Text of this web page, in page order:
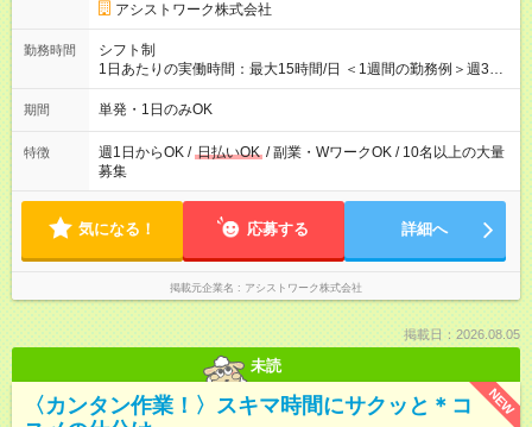
アシストワーク株式会社
勤務時間
シフト制
1日あたりの実働時間：最大15時間/日 ＜1週間の勤務例＞週3回
勤務 勤務：月・水・金 休み：火・木・土・日 好きな時にお仕事
可能です！ ※1日あたりの最大実働時間は日勤、夜勤共に勤務し
期間 単発・1日のみOK
特徴 週1日からOK / 日払いOK / 副業・WワークOK / 10名以上の大量
募集
気になる！ 応募する 詳細へ
掲載元企業名 アシストワーク株式会社
掲載日：2026.08.05
未読
NEW
〈カンタン作業！〉スキマ時間にサクッと＊コ